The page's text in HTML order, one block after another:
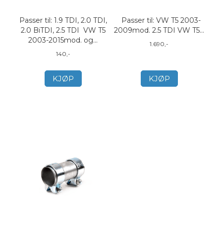
Passer til: 1.9 TDI, 2.0 TDI,
2.0 BiTDI, 2.5 TDI VW T5
2003-2015mod. og...
140,-
KJØP
Passer til: VW T5 2003-
2009mod. 2.5 TDI VW T5...
1.690,-
KJØP